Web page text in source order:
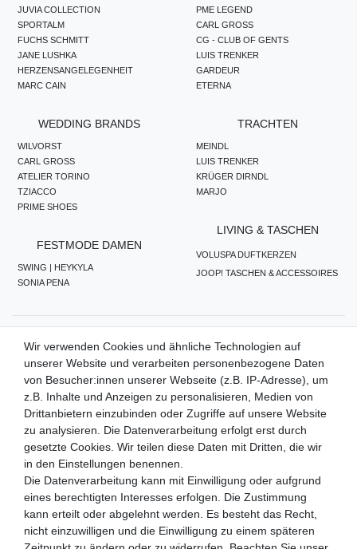
JUVIA COLLECTION
SPORTALM
FUCHS SCHMITT
JANE LUSHKA
HERZENSANGELEGENHEIT
MARC CAIN
PME LEGEND
CARL GROSS
CG - CLUB OF GENTS
LUIS TRENKER
GARDEUR
ETERNA
WEDDING BRANDS
WILVORST
CARL GROSS
ATELIER TORINO
TZIACCO
PRIME SHOES
FESTMODE DAMEN
SWING | HEYKYLA
SONIA PENA
TRACHTEN
MEINDL
LUIS TRENKER
KRÜGER DIRNDL
MARJO
LIVING & TASCHEN
VOLUSPA DUFTKERZEN
JOOP! TASCHEN & ACCESSOIRES
ZAHLUNGSMETHODEN
WIR VERSENDEN MIT
QUALITÄTSVERSPRECHEN
Wir verwenden Cookies und ähnliche Technologien auf
unserer Website und verarbeiten personenbezogene Daten
von Besucher:innen unserer Webseite (z.B. IP-Adresse), um
z.B. Inhalte und Anzeigen zu personalisieren, Medien von
Drittanbietern einzubinden oder Zugriffe auf unsere Website
zu analysieren. Die Datenverarbeitung erfolgt erst durch
gesetzte Cookies. Wir teilen diese Daten mit Dritten, die wir
in den Einstellungen benennen.
Die Datenverarbeitung kann mit Einwilligung oder aufgrund
eines berechtigten Interesses erfolgen. Die Zustimmung
kann erteilt oder abgelehnt werden. Es besteht das Recht,
nicht einzuwilligen und die Einwilligung zu einem späteren